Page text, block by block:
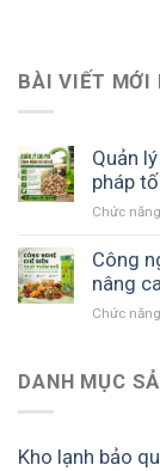
BÀI VIẾT MỚI
Quản
pháp
Chức
Công
nâng
Chức
DANH MỤC
Kho lạnh bảo